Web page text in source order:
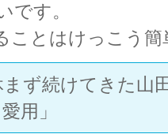
です。
ことはけっこう簡
まず続けてきた山
用」